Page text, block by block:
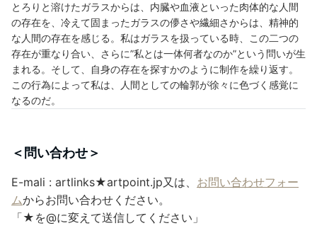
とろりと溶けたガラスからは、内臓や血液といった肉体的な人間
の存在を、冷えて固まったガラスの儚さや繊細さからは、精神的
な人間の存在を感じる。私はガラスを扱っている時、この二つの
存在が重なり合い、さらに”私とは一体何者なのか”という問いが生
まれる。そして、自身の存在を探すかのように制作を繰り返す。
この行為によって私は、人間としての輪郭が徐々に色づく感覚に
なるのだ。
＜問い合わせ＞
E-mali : artlinks★artpoint.jp又は、 お問い合わせフォー
ムからお問い合わせください。
「★を@に変えて送信してください」